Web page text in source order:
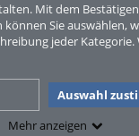
Mit dem
Sie auswählen,
jeder
Auswahl
Mehr anzeigen